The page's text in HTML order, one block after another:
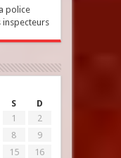
police
inspecteurs
S D
1
2
8
9
15
16